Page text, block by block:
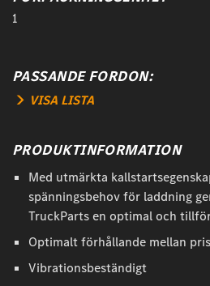
1
PASSANDE FORDON:
VISA LISTA
PRODUKTINFORMATION
Med utmärkta
spänningsbehov för laddning
TruckParts en optimal och
Optimalt förhållande mellan
Vibrationsbeständigt